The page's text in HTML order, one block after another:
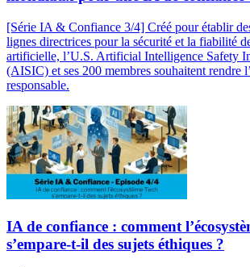
[Série IA & Confiance 3/4] Créé pour établir
lignes directrices pour la sécurité et la fiabilité
artificielle, l’U.S. Artificial Intelligence Safety
(AISIC) et ses 200 membres souhaitent rendre
responsable.
IA de confiance : comment
s’empare-t-il des sujets éthiques ?